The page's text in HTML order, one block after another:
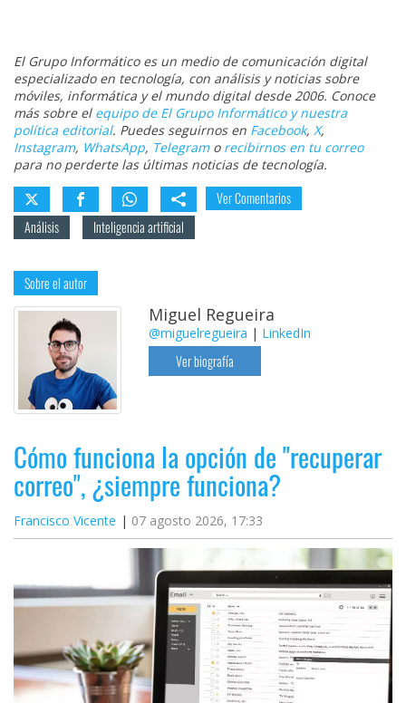
El Grupo Informático es un medio de comunicación digital
especializado en tecnología, con análisis y noticias sobre
móviles, informática y el mundo digital desde 2006. Conoce
más sobre el equipo de El Grupo Informático y nuestra
política editorial. Puedes seguirnos en Facebook, X,
Instagram, WhatsApp, Telegramo recibirnos en tu correo
para no perderte las últimas noticias de tecnología.
Ver Comentarios
Análisis
Inteligencia artificial
Sobre el autor
Miguel Regueira
@miguelregueira | LinkedIn
Ver biografía
Cómo funciona la opción de "recuperar
correo", ¿siempre funciona?
Francisco Vicente 07 agosto 2026, 17:33